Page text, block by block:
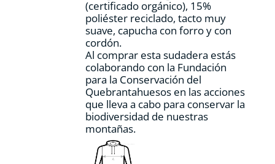
de
producto
(certificado orgánico), 15%
poliéster reciclado, tacto muy
suave, capucha con forro y con
cordón.
Al comprar esta sudadera estás
colaborando con la Fundación
para la Conservación del
Quebrantahuesos en las acciones
que lleva a cabo para conservar la
biodiversidad de nuestras
montañas.